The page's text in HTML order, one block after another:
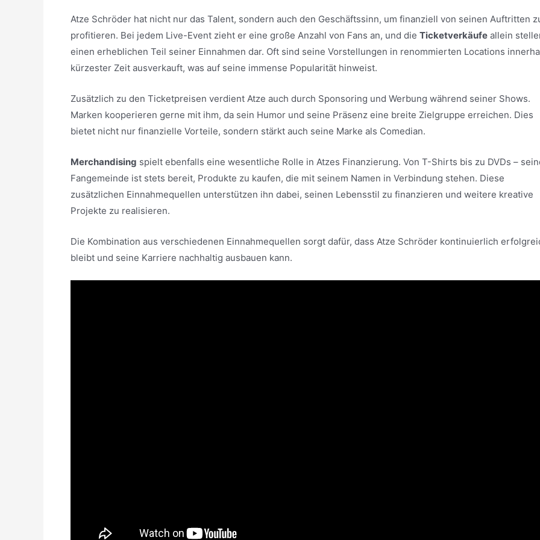
Atze Schröder hat nicht nur das Talent, sondern auch den Geschäftssinn, um finanziell von seinen Auftritten
profitieren. Bei jedem Live-Event zieht er eine große Anzahl von Fans an, und die Ticketverkäufe allein
einen erheblichen Teil seiner Einnahmen dar. Oft sind seine Vorstellungen in renommierten Locations
kürzester Zeit ausverkauft, was auf seine immense Popularität hinweist.
Zusätzlich zu den Ticketpreisen verdient Atze auch durch Sponsoring und Werbung während seiner Shows.
Marken kooperieren gerne mit ihm, da sein Humor und seine Präsenz eine breite Zielgruppe erreichen. Dies
bietet nicht nur finanzielle Vorteile, sondern stärkt auch seine Marke als Comedian.
Merchandising spielt ebenfalls eine wesentliche Rolle in Atzes Finanzierung. Von T-Shirts bis zu DVDs –
Fangemeinde ist stets bereit, Produkte zu kaufen, die mit seinem Namen in Verbindung stehen. Diese
zusätzlichen Einnahmequellen unterstützen ihn dabei, seinen Lebensstil zu finanzieren und weitere kreative
Projekte zu realisieren.
Die Kombination aus verschiedenen Einnahmequellen sorgt dafür, dass Atze Schröder kontinuierlich
bleibt und seine Karriere nachhaltig ausbauen kann.